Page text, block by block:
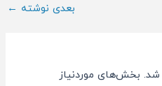
بعدی نوشته ←
بخش‌های موردنیاز